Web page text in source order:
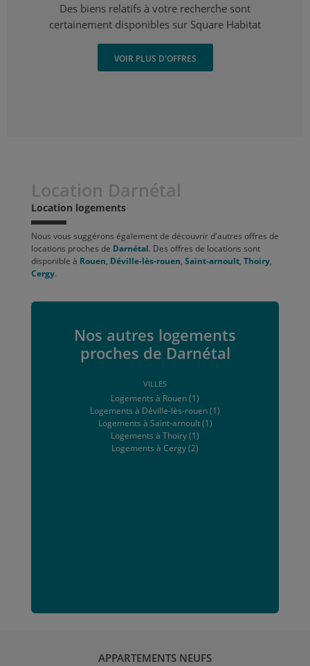
Des biens relatifs à votre recherche sont
certainement disponibles sur Square Habitat
VOIR PLUS D'OFFRES
Location Darnétal
Location logements
Nous vous suggérons également de découvrir d'autres offres de
locations proches de Darnétal. Des offres de locations sont
disponible à Rouen, Déville-lès-rouen, Saint-arnoult, Thoiry,
Cergy.
Nos autres logements
proches de Darnétal
VILLES
Logements à Rouen (1)
Logements à Déville-lès-rouen (1)
Logements à Saint-arnoult (1)
Logements à Thoiry (1)
Logements à Cergy (2)
APPARTEMENTS NEUFS